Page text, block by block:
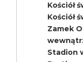
Kościół
Kościół
Zamek
Stadion